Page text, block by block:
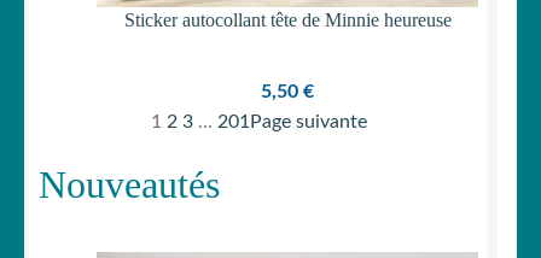
Sticker autocollant tête de Minnie heureuse
5,50 €
1 2 3 … 201 Page suivante
Nouveautés